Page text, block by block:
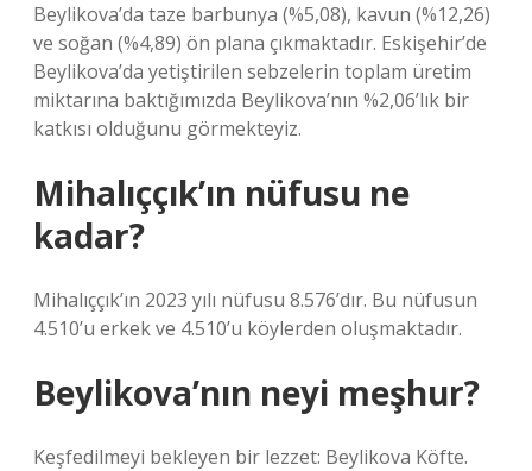
Beylikova’da taze barbunya (%5,08), kavun (%12,26)
ve soğan (%4,89) ön plana çıkmaktadır. Eskişehir’de
Beylikova’da yetiştirilen sebzelerin toplam üretim
miktarına baktığımızda Beylikova’nın %2,06’lık bir
katkısı olduğunu görmekteyiz.
Mihalıççık’ın nüfusu ne
kadar?
Mihalıççık’ın 2023 yılı nüfusu 8.576’dır. Bu nüfusun
4.510’u erkek ve 4.510’u köylerden oluşmaktadır.
Beylikova’nın neyi meşhur?
Keşfedilmeyi bekleyen bir lezzet: Beylikova Köfte.